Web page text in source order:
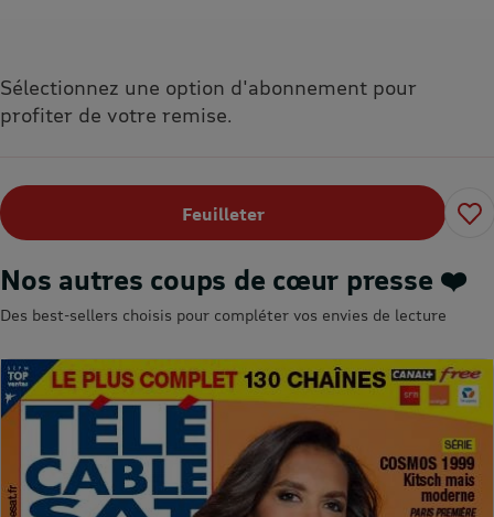
Sélectionnez une option d'abonnement pour
profiter de votre remise.
Feuilleter
Nos autres coups de cœur presse ❤️
Des best-sellers choisis pour compléter vos envies de lecture